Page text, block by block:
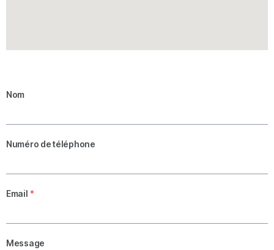
Nom
Numéro de téléphone
Email *
Message